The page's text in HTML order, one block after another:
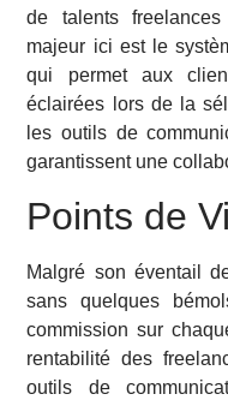
de talents
majeur ici est le
qui permet aux
éclairées lors de la
les outils de
garantissent une
Points de
Malgré son éventail
sans quelques
commission sur
rentabilité des
outils de